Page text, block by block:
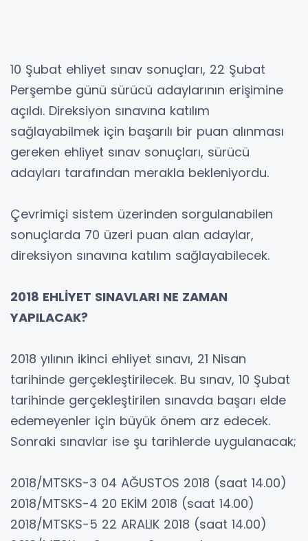
10 Şubat ehliyet sınav sonuçları, 22 Şubat
Perşembe günü sürücü adaylarının erişimine
açıldı. Direksiyon sınavına katılım
sağlayabilmek için başarılı bir puan alınması
gereken ehliyet sınav sonuçları, sürücü
adayları tarafından merakla bekleniyordu.
Çevrimiçi sistem üzerinden sorgulanabilen
sonuçlarda 70 üzeri puan alan adaylar,
direksiyon sınavına katılım sağlayabilecek.
2018 EHLİYET SINAVLARI NE ZAMAN
YAPILACAK?
2018 yılının ikinci ehliyet sınavı, 21 Nisan
tarihinde gerçekleştirilecek. Bu sınav, 10 Şubat
tarihinde gerçekleştirilen sınavda başarı elde
edemeyenler için büyük önem arz edecek.
Sonraki sınavlar ise şu tarihlerde uygulanacak;
2018/MTSKS-3 04 AĞUSTOS 2018 (saat 14.00)
2018/MTSKS-4 20 EKİM 2018 (saat 14.00)
2018/MTSKS-5 22 ARALIK 2018 (saat 14.00)